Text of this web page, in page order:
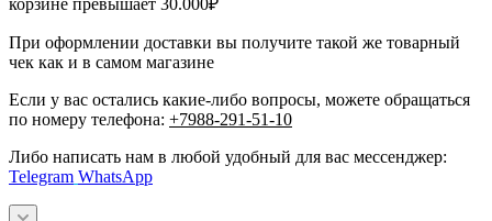
При оформлении доставки вы получите такой же товарный
чек как и в самом магазине
Если у вас остались какие-либо вопросы, можете обращаться
по номеру телефона: +7988-291-51-10
Либо написать нам в любой удобный для вас мессенджер:
Telegram WhatsApp